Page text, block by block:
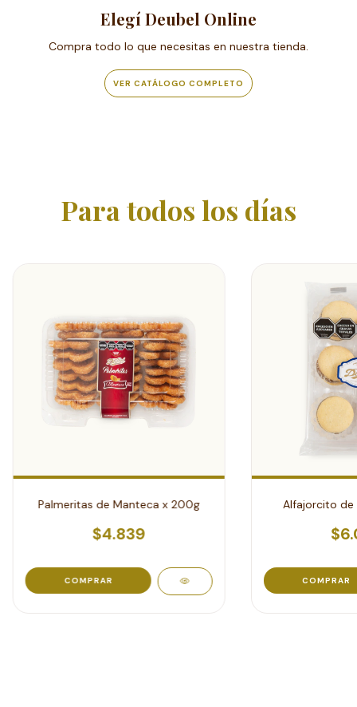
Elegí Deubel Online
Compra todo lo que necesitas en nuestra tienda.
VER CATÁLOGO COMPLETO
Para todos los días
Palmeritas de Manteca x 200g
$4.839
COMPRAR
Alfajorcito de
COMPRAR